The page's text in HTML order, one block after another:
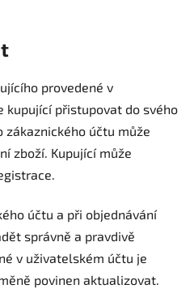
provedené v
kupující přistupovat do svého
zákaznického účtu může
zboží. Kupující může
účtu a při objednávání
správně a pravdivě
v uživatelském účtu je
povinen aktualizovat.